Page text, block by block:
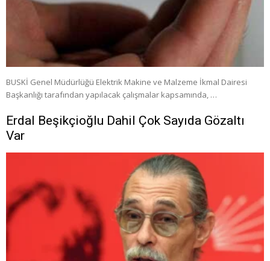
BUSKİ Genel Müdürlüğü Elektrik Makine ve Malzeme İkmal Dairesi
Başkanlığı tarafından yapılacak çalışmalar kapsamında, …
Erdal Beşikçioğlu Dahil Çok Sayıda Gözaltı
Var